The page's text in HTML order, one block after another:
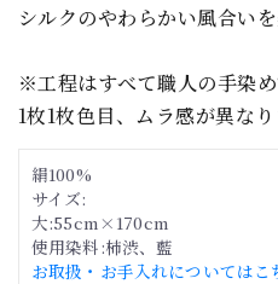
シルクのやわらかい風合いを
※工程はすべて職人の手染め
1枚1枚色目、ムラ感が異なり
絹100%
サイズ:
大:55cm×170cm
使用染料:柿渋、藍
お取扱・お手入れについてはこ